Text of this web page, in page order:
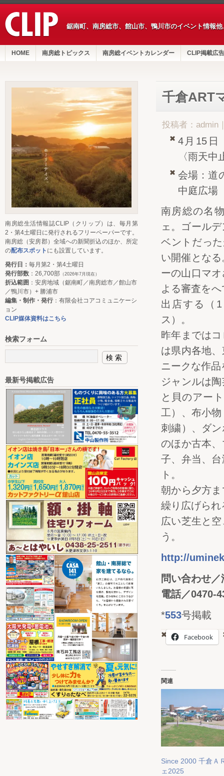
鋸南町、南房総市、館山市、鴨川市のイベント情報
HOME 南房総トピックス 南房総イベントカレンダー CLIP掲載広告
千倉ART
投稿者：admin
4月15日
〈雨天中
会場：道
中庭広場
南房総の名
ェ。ゴール
ベントだっ
い開催とな
ーの山口マ
よる審査を
出店する（
ス）。
昨年までは
は県内各地
ニークな作
ジャンルは
と貝のアー
工）、布小
刺繍）、ダ
のほか古本
子、弁当、
ト。
朝から夕方
繰り広げら
広い芝生と
う。
http://
問い合わせ／
電話／0470-
*553号掲載
Facebook
関連
Since 2000 千倉Ａ
ェ2025
南房総生活情報誌CLIP（クリップ）は、毎月第
2・第4土曜日に発行されるフリーペーパーです。
南房総（安房郡）全域への新聞折込のほか、所定
の配布スポット にも設置しています。
発行日： 毎月第2・第4土曜日
発行部数 ：26,700部 （2026年7月現在）
折込範囲 ：安房地域（鋸南町／南房総市／館山市
／鴨川市）+ 勝浦市
編集・制作・発行：有限会社コアコミュニケーシ
ョン
CLIP媒体資料はこちら
検索フォーム
最新号掲載広告